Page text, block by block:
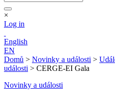
×
Log in
English
EN
Domů > Novinky a události >
události > CERGE-EI Gala
Novinky a události